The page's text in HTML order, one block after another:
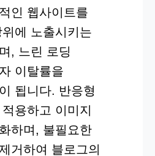
인 웹사이트를
에 노출시키는
, 느린 로딩
이탈률을
됩니다. 반응형
용하고 이미지
하며, 불필요한
거하여 블로그의